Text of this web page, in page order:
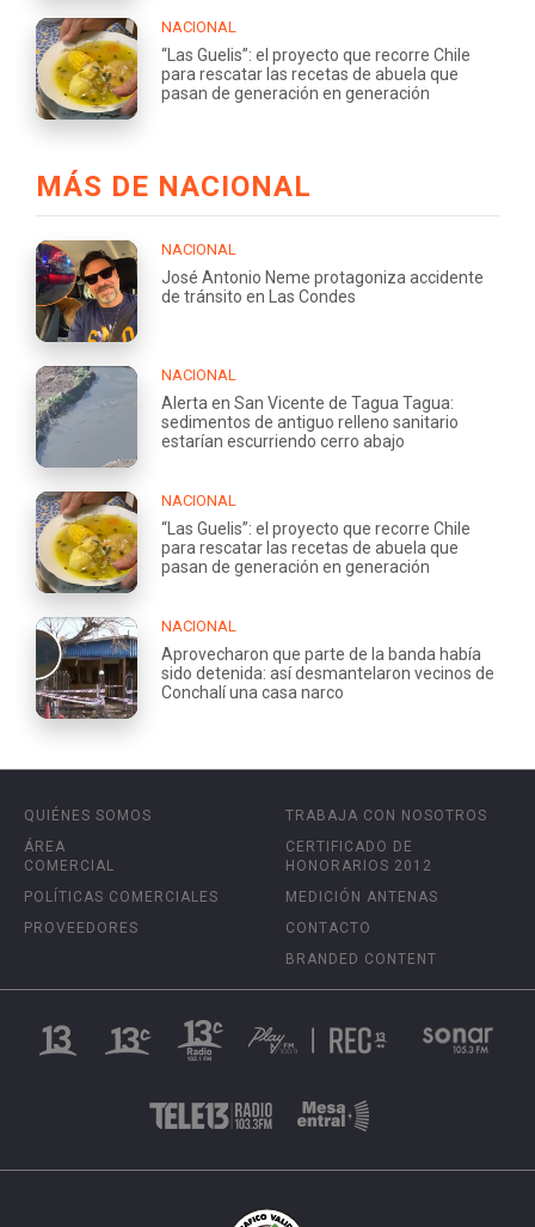
NACIONAL
“Las Guelis”: el proyecto que recorre Chile
para rescatar las recetas de abuela que
pasan de generación en generación
MÁS DE NACIONAL
NACIONAL
José Antonio Neme protagoniza accidente
de tránsito en Las Condes
NACIONAL
Alerta en San Vicente de Tagua Tagua:
sedimentos de antiguo relleno sanitario
estarían escurriendo cerro abajo
NACIONAL
“Las Guelis”: el proyecto que recorre Chile
para rescatar las recetas de abuela que
pasan de generación en generación
NACIONAL
Aprovecharon que parte de la banda había
sido detenida: así desmantelaron vecinos de
Conchalí una casa narco
QUIÉNES SOMOS
ÁREA
COMERCIAL
POLÍTICAS COMERCIALES
PROVEEDORES
TRABAJA CON NOSOTROS
CERTIFICADO DE
HONORARIOS 2012
MEDICIÓN ANTENAS
CONTACTO
BRANDED CONTENT